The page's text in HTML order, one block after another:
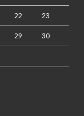
22 23
29 30